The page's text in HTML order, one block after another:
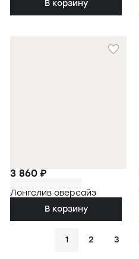
В корзину
3 860 ₽
Лонгслив оверсайз
В корзину
1 2 3